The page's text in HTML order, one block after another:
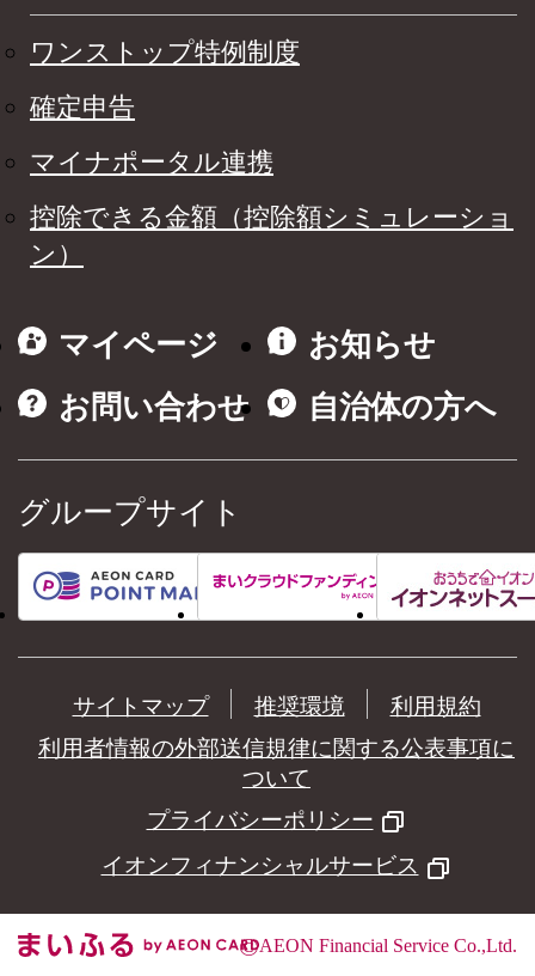
ワンストップ特例制度
確定申告
マイナポータル連携
控除できる金額（控除額シミュレーショ
ン）
マイページ
お知らせ
お問い合わせ
自治体の方へ
グループサイト
サイトマップ 推奨環境
利用規約
利用者情報の外部送信規律に関する公表事項に
ついて
プライバシーポリシー
イオンフィナンシャルサービス
©AEON Financial Service Co.,Ltd.